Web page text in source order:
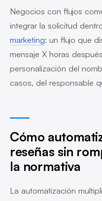
Negocios con flujos
integrar la solicitud
marketing: un flujo que
mensaje X horas
personalización del
casos, del responsable
Cómo
reseñas sin
la normativa
La automatización